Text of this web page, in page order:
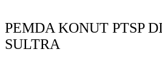
PEMDA KONUT PTSP
SULTRA